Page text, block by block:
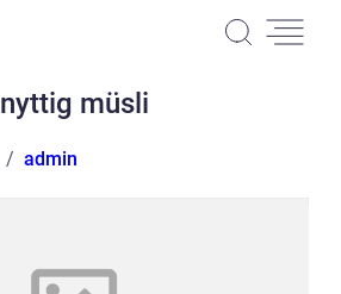
nyttig müsli
admin